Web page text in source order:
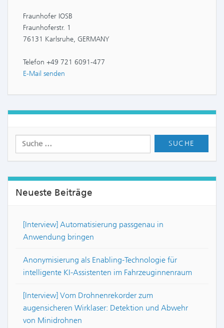
Fraunhofer IOSB
Fraunhoferstr. 1
76131 Karlsruhe, GERMANY
Telefon +49 721 6091-477
E-Mail senden
Neueste Beiträge
[Interview] Automatisierung passgenau in
Anwendung bringen
Anonymisierung als Enabling-Technologie für
intelligente KI-Assistenten im Fahrzeuginnenraum
[Interview] Vom Drohnenrekorder zum
augensicheren Wirklaser: Detektion und Abwehr
von Minidrohnen